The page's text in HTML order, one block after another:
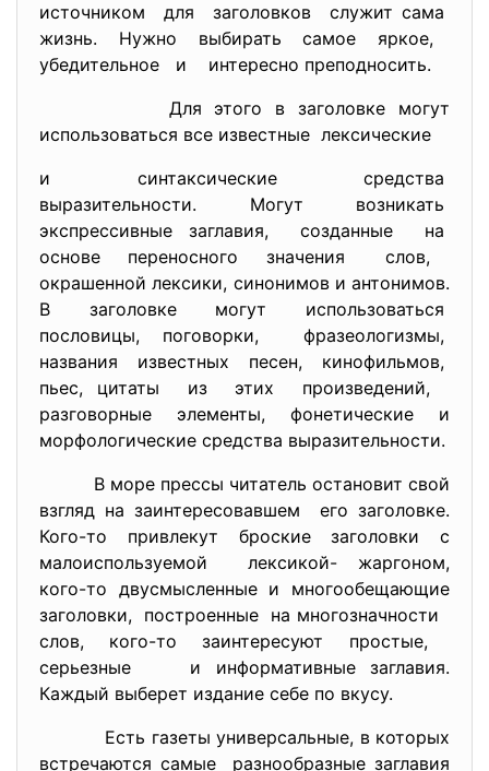
источником для заголовков служит сама
жизнь. Нужно выбирать самое яркое,
убедительное и интересно преподносить.
Для этого в заголовке могут
использоваться все известные лексические
и синтаксические средства
выразительности. Могут возникать
экспрессивные заглавия, созданные на
основе переносного значения слов,
окрашенной лексики, синонимов и антонимов.
В заголовке могут использоваться
пословицы, поговорки, фразеологизмы,
названия известных песен, кинофильмов,
пьес, цитаты из этих произведений,
разговорные элементы, фонетические и
морфологические средства выразительности.
В море прессы читатель остановит свой
взгляд на заинтересовавшем его заголовке.
Кого-то привлекут броские заголовки с
малоиспользуемой лексикой- жаргоном,
кого-то двусмысленные и многообещающие
заголовки, построенные на многозначности
слов, кого-то заинтересуют простые,
серьезные и информативные заглавия.
Каждый выберет издание себе по вкусу.
Есть газеты универсальные, в которых
встречаются самые разнообразные заглавия